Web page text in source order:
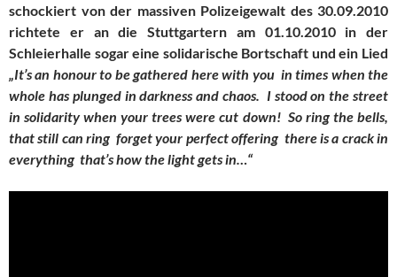
schockiert von der massiven Polizeigewalt des 30.09.2010
richtete er an die Stuttgartern am 01.10.2010 in der
Schleierhalle sogar eine solidarische Bortschaft und ein Lied
„It’s an honour to be gathered here with you in times when the
whole has plunged in darkness and chaos. I stood on the street
in solidarity when your trees were cut down! So ring the bells,
that still can ring forget your perfect offering there is a crack in
everything that’s how the light gets in…“